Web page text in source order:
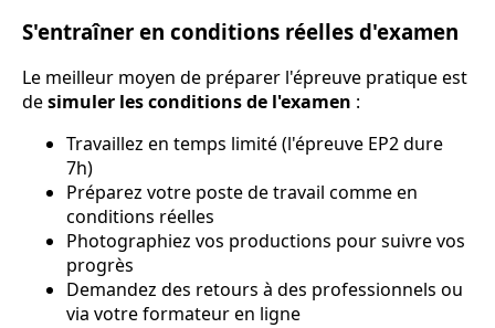
S'entraîner en conditions réelles d'examen
Le meilleur moyen de préparer l'épreuve pratique est
desimuler les conditions de l'examen :
Travaillez en temps limité (l'épreuve EP2 dure
7h)
Préparez votre poste de travail comme en
conditions réelles
Photographiez vos productions pour suivre vos
progrès
Demandez des retours à des professionnels ou
via votre formateur en ligne